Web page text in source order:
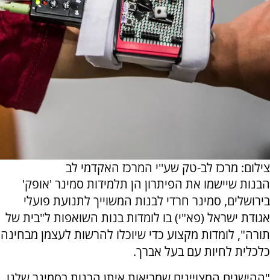
צילום: מרכז לב-טק שע''י המרכז האקדמי לב
הבנות שיישמו את הפיתרון הן תלמידות סמינר 'אופק'
בירושלים, סמינר חרדי לבנות המשוייך לתנועת פועלי
אגודת ישראל (פא"י) בו לומדות בנות השואפות ל"בית של
תורה", לומדות מקצוע כדי שיוכלו להרשות לעצמן מבחינה
כלכלית לחיות עם בעל אברך.